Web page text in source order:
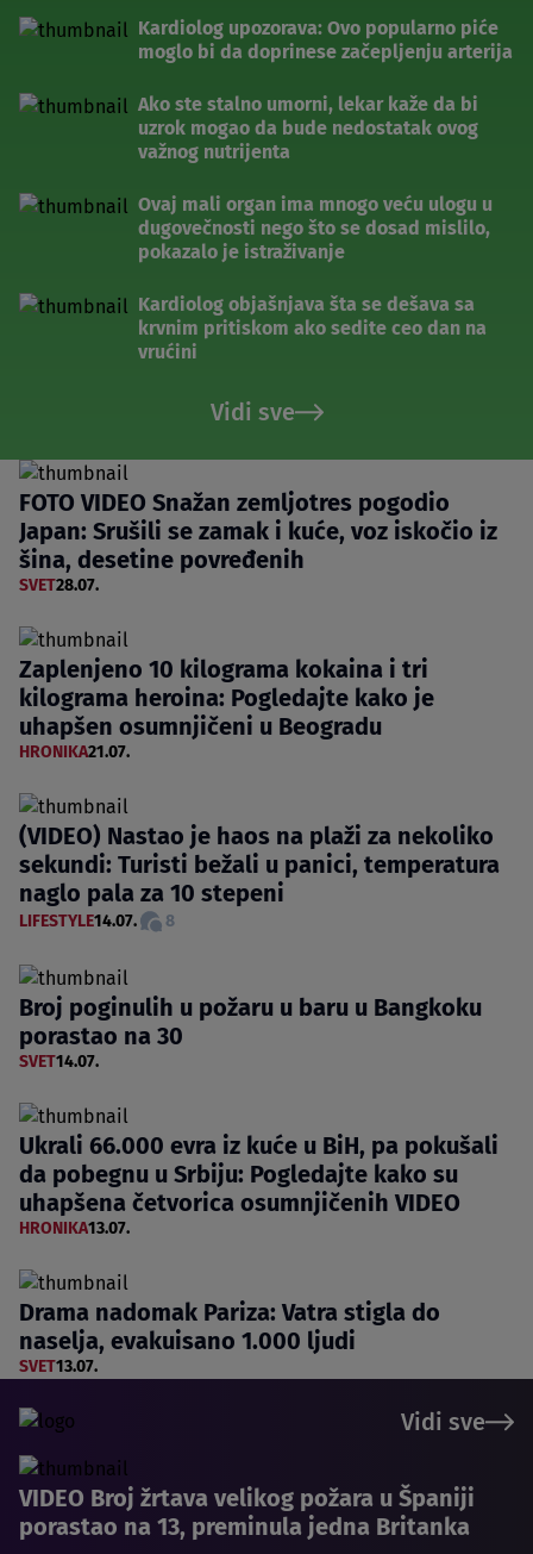
Kardiolog upozorava: Ovo popularno piće
moglo bi da doprinese začepljenju arterija
Ako ste stalno umorni, lekar kaže da bi
uzrok mogao da bude nedostatak ovog
važnog nutrijenta
Ovaj mali organ ima mnogo veću ulogu u
dugovečnosti nego što se dosad mislilo,
pokazalo je istraživanje
Kardiolog objašnjava šta se dešava sa
krvnim pritiskom ako sedite ceo dan na
vrućini
Vidi sve
FOTO VIDEO Snažan zemljotres pogodio
Japan: Srušili se zamak i kuće, voz iskočio iz
šina, desetine povređenih
SVET28.07.
Zaplenjeno 10 kilograma kokaina i tri
kilograma heroina: Pogledajte kako je
uhapšen osumnjičeni u Beogradu
HRONIKA21.07.
(VIDEO) Nastao je haos na plaži za nekoliko
sekundi: Turisti bežali u panici, temperatura
naglo pala za 10 stepeni
LIFESTYLE14.07. 8
Broj poginulih u požaru u baru u Bangkoku
porastao na 30
SVET14.07.
Ukrali 66.000 evra iz kuće u BiH, pa pokušali
da pobegnu u Srbiju: Pogledajte kako su
uhapšena četvorica osumnjičenih VIDEO
HRONIKA13.07.
Drama nadomak Pariza: Vatra stigla do
naselja, evakuisano 1.000 ljudi
SVET13.07.
Vidi sve
VIDEO Broj žrtava velikog požara u Španiji
porastao na 13, preminula jedna Britanka